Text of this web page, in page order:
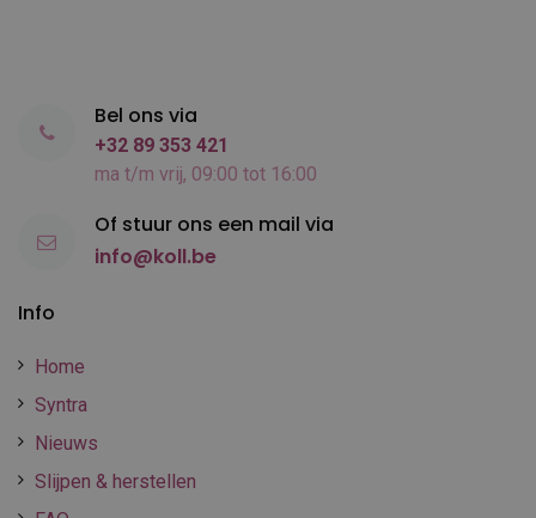
Info
Home
Syntra
Nieuws
Slijpen & herstellen
Bel ons via
+32 89 353 421
ma t/m vrij, 09:00 tot 16:00
Of stuur ons een mail via
info@koll.be